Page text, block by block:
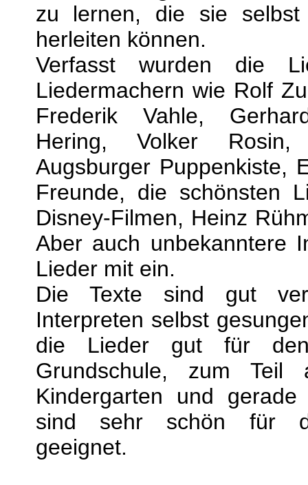
zu lernen, die sie
herleiten können.
Verfasst wurden die
Liedermachern wie Rolf
Frederik Vahle,
Hering, Volker
Augsburger Puppenkiste,
Freunde, die schönsten
Disney-Filmen, Heinz
Aber auch unbekanntere
Lieder mit ein.
Die Texte sind gut
Interpreten selbst
die Lieder gut für den
Grundschule, zum
Kindergarten und
sind sehr schön für
geeignet.